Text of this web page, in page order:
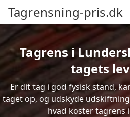
Tagrensning-pris.dk
Tagrens i
tagets
Er dit tag i god fysisk stand,
taget op, og udskyde
hvad koster tagrens